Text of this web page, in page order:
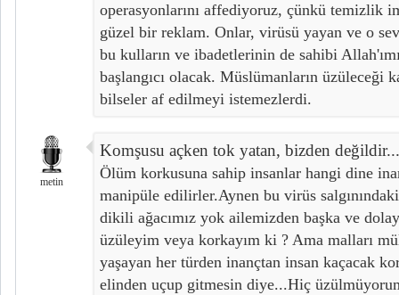
operasyonlarını affediyoruz, çünkü temizlik
güzel bir reklam. Onlar, virüsü yayan ve o
bu kulların ve ibadetlerinin de sahibi
başlangıcı olacak. Müslümanların üzüleceği
bilseler af edilmeyi istemezlerdi.
metin
Komşusu açken tok yatan, bizden
Ölüm korkusuna sahip insanlar hangi dine
manipüle edilirler.Aynen bu virüs
dikili ağacımız yok ailemizden başka ve
üzüleyim veya korkayım ki ? Ama malları
yaşayan her türden inançtan insan kaçacak
elinden uçup gitmesin diye...Hiç